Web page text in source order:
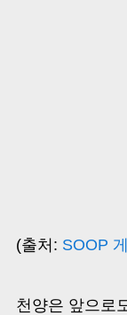
(출처: SOOP
천양은 앞으로